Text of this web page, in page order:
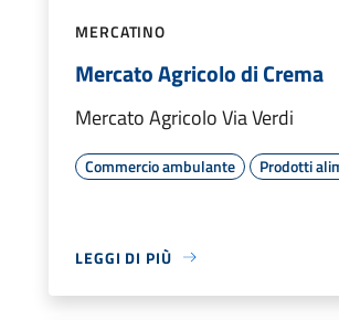
MERCATINO
Mercato Agricolo di Crema
Mercato Agricolo Via Verdi
Commercio ambulante Prodotti
LEGGI DI PIÙ